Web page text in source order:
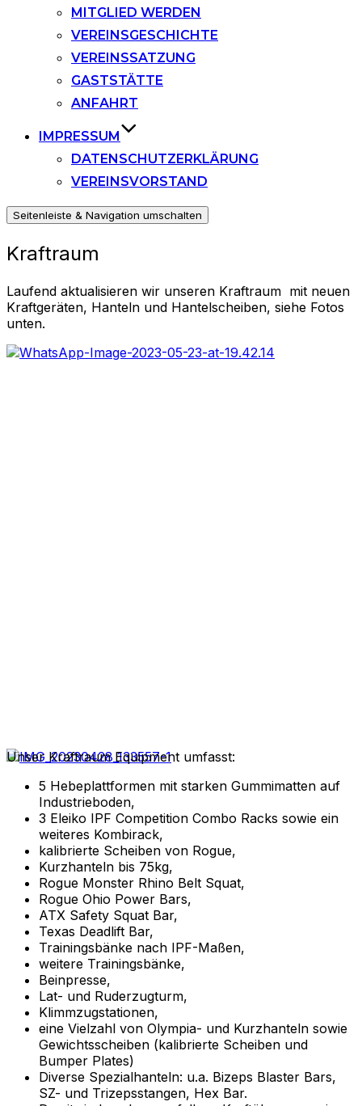
MITGLIED WERDEN
VEREINSGESCHICHTE
VEREINSSATZUNG
GASTSTÄTTE
ANFAHRT
IMPRESSUM
DATENSCHUTZERKLÄRUNG
VEREINSVORSTAND
Seitenleiste & Navigation umschalten
Kraftraum
Laufend aktualisieren wir unseren Kraftraum mit neuen
Kraftgeräten, Hanteln und Hantelscheiben, siehe Fotos
unten.
Unser Kraftraum Equipment umfasst:
5 Hebeplattformen mit starken Gummimatten auf
Industrieboden,
3 Eleiko IPF Competition Combo Racks sowie ein
weiteres Kombirack,
kalibrierte Scheiben von Rogue,
Kurzhanteln bis 75kg,
Rogue Monster Rhino Belt Squat,
Rogue Ohio Power Bars,
ATX Safety Squat Bar,
Texas Deadlift Bar,
Trainingsbänke nach IPF-Maßen,
weitere Trainingsbänke,
Beinpresse,
Lat- und Ruderzugturm,
Klimmzugstationen,
eine Vielzahl von Olympia- und Kurzhanteln sowie
Gewichtsscheiben (kalibrierte Scheiben und
Bumper Plates)
Diverse Spezialhanteln: u.a. Bizeps Blaster Bars,
SZ- und Trizepsstangen, Hex Bar.